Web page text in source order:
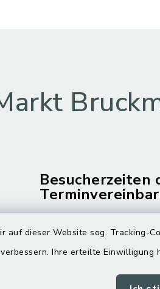
auf dieser Website sog. Tracking-
Ihre erteilte Einwilligung
Besucherzeiten
Montag zusätzlich: